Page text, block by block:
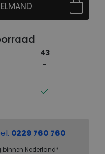
43
0229 760 760
Nederland*